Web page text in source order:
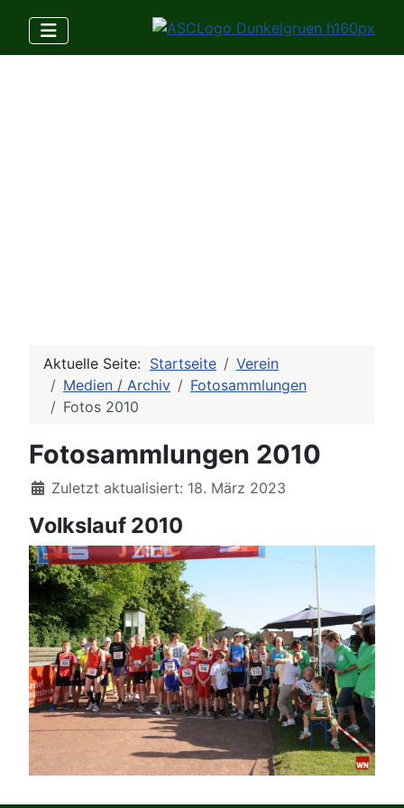
Aktuelle Seite: Startseite
Verein
Medien / Archiv
Fotosammlungen
Fotos 2010
Fotosammlungen 2010
DetailsZuletzt aktualisiert: 18. März 2023
Volkslauf 2010